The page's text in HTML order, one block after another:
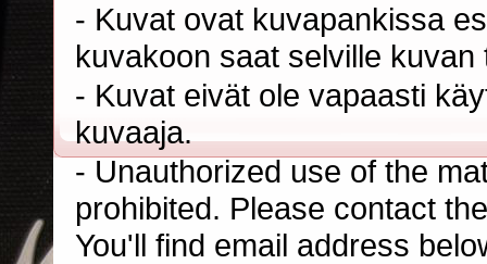
- Kuvat ovat kuvapankissa
kuvakoon saat selville
- Kuvat eivät ole vapaasti
kuvaaja.
- Unauthorized use of the
prohibited. Please contact
You'll find email address